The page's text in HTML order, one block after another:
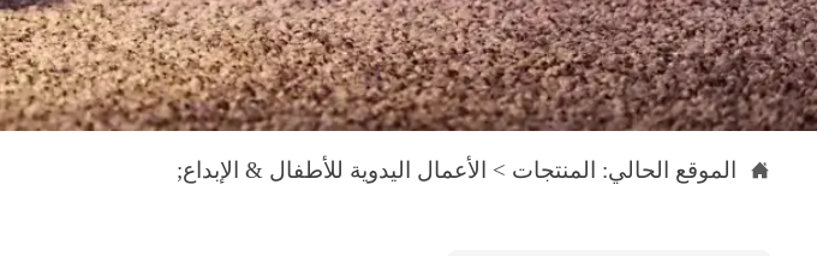
 الموقع الحالي: المنتجات > الأعمال اليدوية للأطفال & الإبداع;